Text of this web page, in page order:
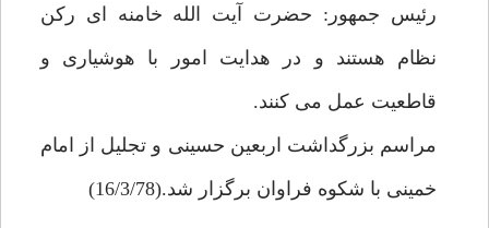
رئيس جمهور: حضرت آيت الله خامنه اى ركن
نظام هستند و در هدايت امور با هوشيارى و
قاطعيت عمل مى كنند.
مراسم بزرگداشت اربعين حسينى و تجليل از امام
خمينى با شكوه فراوان برگزار شد.(16/3/78)